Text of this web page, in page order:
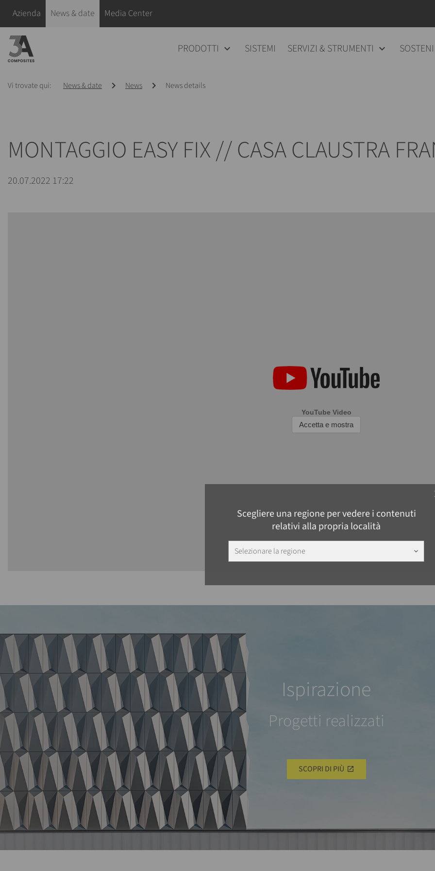
Salta la navigazione
Azienda News & date Media Center
PRODOTTI SISTEMI SERVIZI & STRUMENTI
ricerca
Vi trovate qui: News & date News News details
Scegliere una regione per vedere i contenuti
relativi alla propria località
Selezionare la regione keyboard_arrow_down
MONTAGGIO EASY FIX // CASA CLAUSTRA
20.07.2022 17:22
Ispirazione
Progetti realizzati
SCOPRI DI PIÙ